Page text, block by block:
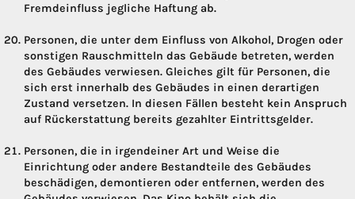
Fremdeinfluss jegliche Haftung ab.
Personen, die unter dem Einfluss von Alkohol, Drogen oder
sonstigen Rauschmitteln das Gebäude betreten, werden
des Gebäudes verwiesen. Gleiches gilt für Personen, die
sich erst innerhalb des Gebäudes in einen derartigen
Zustand versetzen. In diesen Fällen besteht kein Anspruch
auf Rückerstattung bereits gezahlter Eintrittsgelder.
Personen, die in irgendeiner Art und Weise die
Einrichtung oder andere Bestandteile des Gebäudes
beschädigen, demontieren oder entfernen, werden des